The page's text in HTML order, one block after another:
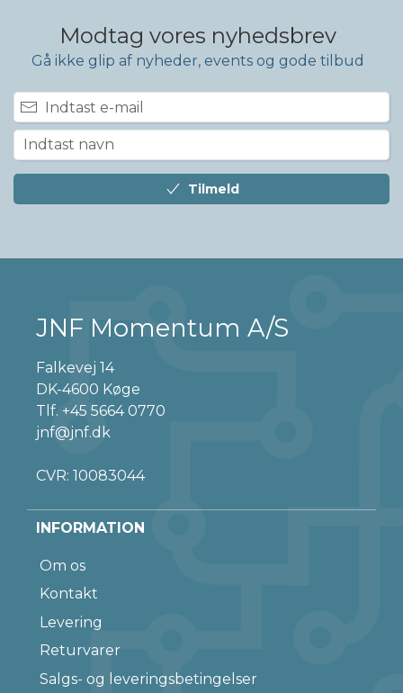
Modtag vores nyhedsbrev
Gå ikke glip af nyheder, events og gode tilbud
Tilmeld
JNF Momentum A/S
Falkevej 14
DK-4600 Køge
Tlf. +45 5664 0770
jnf@jnf.dk
CVR: 10083044
INFORMATION
Om os
Kontakt
Levering
Returvarer
Salgs- og leveringsbetingelser